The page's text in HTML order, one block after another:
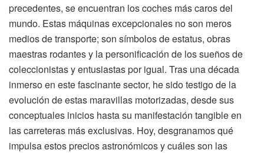
precedentes, se encuentran los coches más caros del
mundo. Estas máquinas excepcionales no son meros
medios de transporte; son símbolos de estatus, obras
maestras rodantes y la personificación de los sueños de
coleccionistas y entusiastas por igual. Tras una década
inmerso en este fascinante sector, he sido testigo de la
evolución de estas maravillas motorizadas, desde sus
conceptuales inicios hasta su manifestación tangible en
las carreteras más exclusivas. Hoy, desgranamos qué
impulsa estos precios astronómicos y cuáles son las